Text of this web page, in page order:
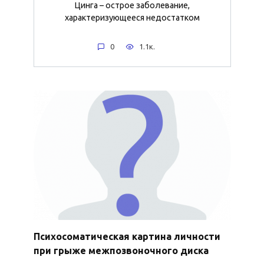
Цинга – острое заболевание,
характеризующееся недостатком
0 1.1к.
Психосоматическая картина личности
при грыже межпозвоночного диска